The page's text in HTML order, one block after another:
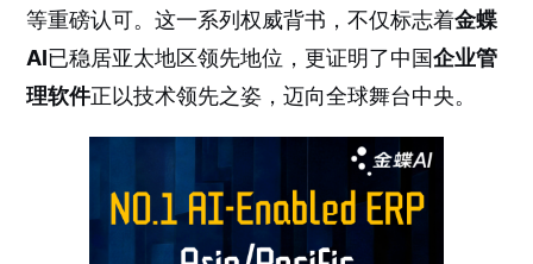
等重磅认可。这一系列权威背书，不仅标志着金蝶
AI已稳居亚太地区领先地位，更证明了中国企业管
理软件正以技术领先之姿，迈向全球舞台中央。